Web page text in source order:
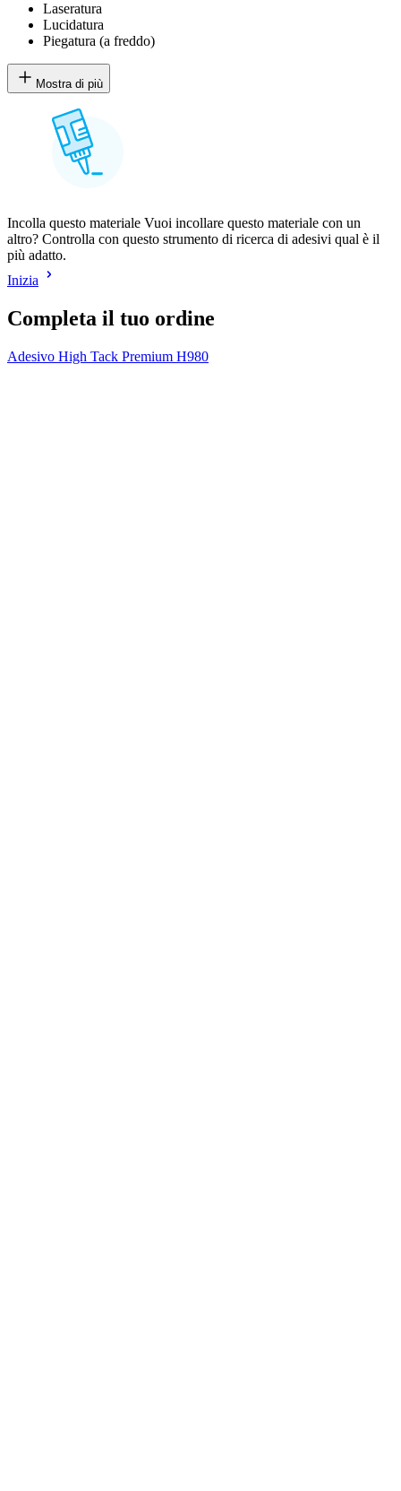
Laseratura
Lucidatura
Piegatura (a freddo)
Mostra di più
Incolla questo materiale Vuoi incollare questo materiale con un
altro? Controlla con questo strumento di ricerca di adesivi qual è il
più adatto.
Inizia
Completa il tuo ordine
Adesivo High Tack Premium H980